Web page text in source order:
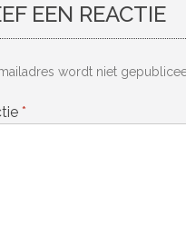
EEN REACTIE
wordt niet
*